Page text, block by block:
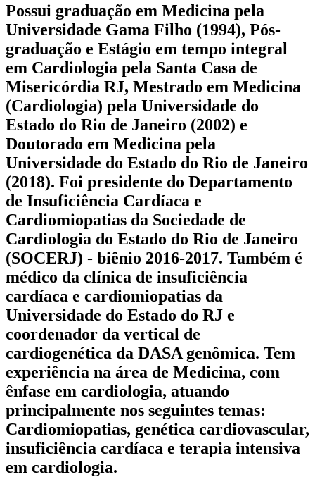
Possui graduação em Medicina pela
Universidade Gama Filho (1994), Pós-
graduação e Estágio em tempo integral
em Cardiologia pela Santa Casa de
Misericórdia RJ, Mestrado em Medicina
(Cardiologia) pela Universidade do
Estado do Rio de Janeiro (2002) e
Doutorado em Medicina pela
Universidade do Estado do Rio de Janeiro
(2018). Foi presidente do Departamento
de Insuficiência Cardíaca e
Cardiomiopatias da Sociedade de
Cardiologia do Estado do Rio de Janeiro
(SOCERJ) - biênio 2016-2017. Também é
médico da clínica de insuficiência
cardíaca e cardiomiopatias da
Universidade do Estado do RJ e
coordenador da vertical de
cardiogenética da DASA genômica. Tem
experiência na área de Medicina, com
ênfase em cardiologia, atuando
principalmente nos seguintes temas:
Cardiomiopatias, genética cardiovascular,
insuficiência cardíaca e terapia intensiva
em cardiologia.